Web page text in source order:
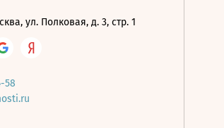
ул. Полковая, д. 3, стр. 1
58